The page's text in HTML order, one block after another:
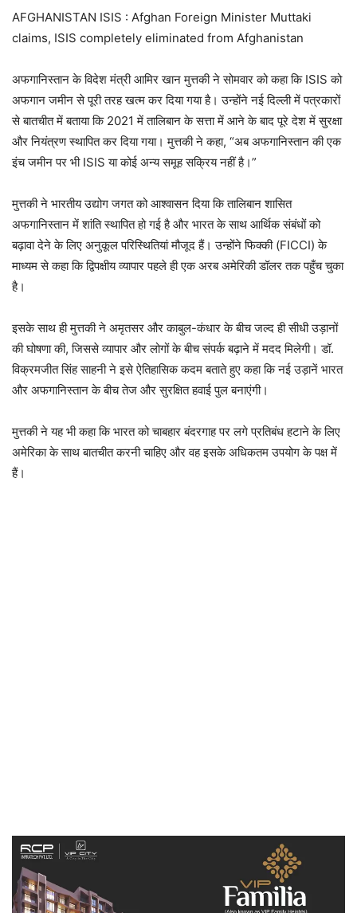
AFGHANISTAN ISIS : Afghan Foreign Minister Muttaki
claims, ISIS completely eliminated from Afghanistan
अफगानिस्तान के विदेश मंत्री आमिर खान मुत्तकी ने सोमवार को कहा कि ISIS को
अफगान जमीन से पूरी तरह खत्म कर दिया गया है। उन्होंने नई दिल्ली में पत्रकारों
से बातचीत में बताया कि 2021 में तालिबान के सत्ता में आने के बाद पूरे देश में सुरक्षा
और नियंत्रण स्थापित कर दिया गया। मुत्तकी ने कहा, “अब अफगानिस्तान की एक
इंच जमीन पर भी ISIS या कोई अन्य समूह सक्रिय नहीं है।”
मुत्तकी ने भारतीय उद्योग जगत को आश्वासन दिया कि तालिबान शासित
अफगानिस्तान में शांति स्थापित हो गई है और भारत के साथ आर्थिक संबंधों को
बढ़ावा देने के लिए अनुकूल परिस्थितियां मौजूद हैं। उन्होंने फिक्की (FICCI) के
माध्यम से कहा कि द्विपक्षीय व्यापार पहले ही एक अरब अमेरिकी डॉलर तक पहुँच चुका
है।
इसके साथ ही मुत्तकी ने अमृतसर और काबुल-कंधार के बीच जल्द ही सीधी उड़ानों
की घोषणा की, जिससे व्यापार और लोगों के बीच संपर्क बढ़ाने में मदद मिलेगी। डॉ.
विक्रमजीत सिंह साहनी ने इसे ऐतिहासिक कदम बताते हुए कहा कि नई उड़ानें भारत
और अफगानिस्तान के बीच तेज और सुरक्षित हवाई पुल बनाएंगी।
मुत्तकी ने यह भी कहा कि भारत को चाबहार बंदरगाह पर लगे प्रतिबंध हटाने के लिए
अमेरिका के साथ बातचीत करनी चाहिए और वह इसके अधिकतम उपयोग के पक्ष में
हैं।